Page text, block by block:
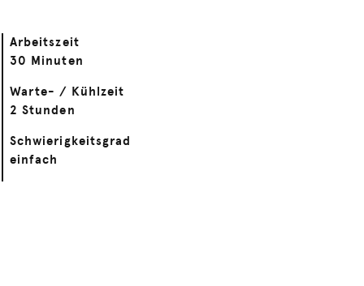
Arbeitszeit
30 Minuten
Warte- / Kühlzeit
2 Stunden
Schwierigkeitsgrad
einfach